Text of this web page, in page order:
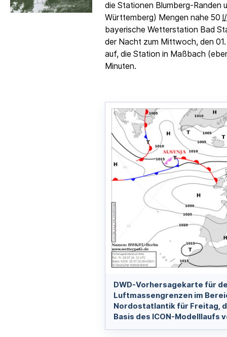
die Stationen Blumberg-Randen
Württemberg) Mengen nahe 50
bayerische Wetterstation Bad
der Nacht zum Mittwoch, den
auf, die Station in Maßbach
Minuten.
DWD-Vorhersagekarte für
Luftmassengrenzen im
Nordostatlantik für Freitag,
Basis des ICON-Modelllaufs